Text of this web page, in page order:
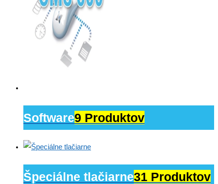
Software9 Produktov
Špeciálne tlačiarne31 Produktov